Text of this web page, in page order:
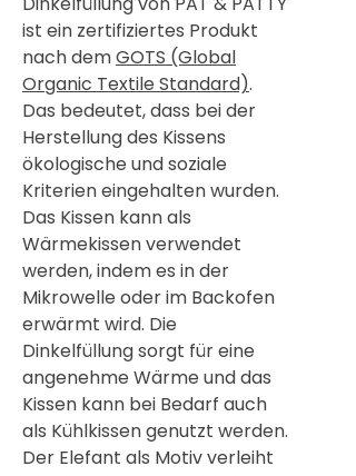
ist ein zertifiziertes Produkt
nach demGOTS (Global
Organic Textile Standard).
Das bedeutet, dass bei der
Herstellung des Kissens
ökologische und soziale
Kriterien eingehalten wurden.
Das Kissen kann als
Wärmekissen verwendet
werden, indem es in der
Mikrowelle oder im Backofen
erwärmt wird. Die
Dinkelfüllung sorgt für eine
angenehme Wärme und das
Kissen kann bei Bedarf auch
als Kühlkissen genutzt werden.
Der Elefant als Motiv verleiht